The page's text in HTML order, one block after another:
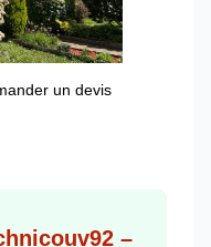
un devis
–